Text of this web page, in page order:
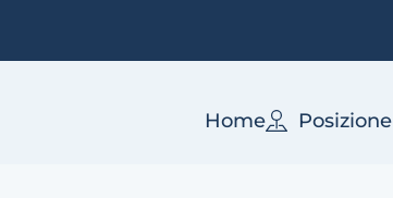
Home Posizione